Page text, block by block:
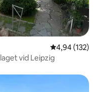
4,94 av 5 i
4,94 (132)
vid Leipzig